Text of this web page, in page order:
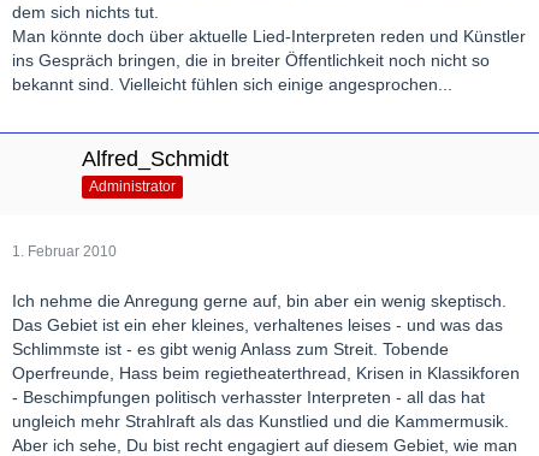
dem sich nichts tut.
Man könnte doch über aktuelle Lied-Interpreten reden und Künstler
ins Gespräch bringen, die in breiter Öffentlichkeit noch nicht so
bekannt sind. Vielleicht fühlen sich einige angesprochen...
Alfred_Schmidt
Administrator
1. Februar 2010
Ich nehme die Anregung gerne auf, bin aber ein wenig skeptisch.
Das Gebiet ist ein eher kleines, verhaltenes leises - und was das
Schlimmste ist - es gibt wenig Anlass zum Streit. Tobende
Operfreunde, Hass beim regietheaterthread, Krisen in Klassikforen
- Beschimpfungen politisch verhasster Interpreten - all das hat
ungleich mehr Strahlraft als das Kunstlied und die Kammermusik.
Aber ich sehe, Du bist recht engagiert auf diesem Gebiet, wie man